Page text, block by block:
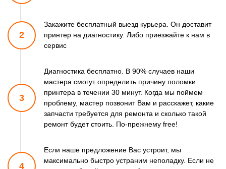
2
Закажите бесплатный выезд курьера. Он доставит
принтер на диагностику. Либо приезжайте к нам в
сервис
3
Диагностика бесплатно. В 90% случаев наши
мастера смогутопределить причину поломки
принтера в течении 30 минут. Когда мы поймем
проблему, мастер позвонит Вам и расскажет, какие
запчасти требуется для ремонта и сколько такой
ремонтбудет стоить. По-прежнему free!
4
Если наше предложение Вас устроит, мы
максимально быстро устраним неполадку. Если не